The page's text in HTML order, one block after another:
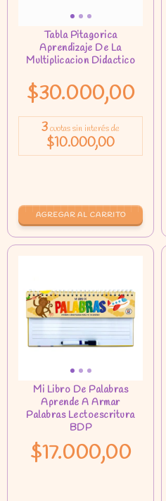
$30.000,00
3cuotas sin interés de
$10.000,00
$17.000,00